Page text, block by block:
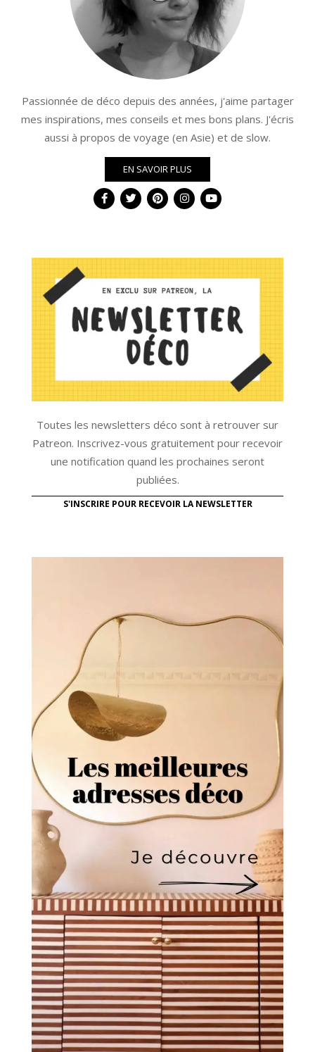
Passionnée de déco depuis des années, j'aime partager
mes inspirations, mes conseils et mes bons plans. J'écris
aussi à propos de voyage (en Asie) et de slow.
EN SAVOIR PLUS
Toutes les newsletters déco sont à retrouver sur
Patreon. Inscrivez-vous gratuitement pour recevoir
une notification quand les prochaines seront
publiées.
S'INSCRIRE POUR RECEVOIR LA NEWSLETTER